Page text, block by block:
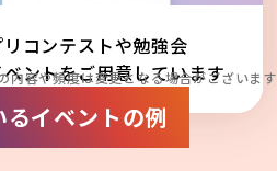
コンテストや勉強会
ントをご用意しています
内容や頻度は変更となる場合がございます
るイベントの例